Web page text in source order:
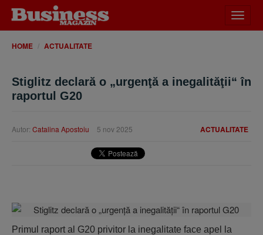
meniu
HOME ACTUALITATE
Stiglitz declară o „urgenţă a inegalităţii“ în
raportul G20
ACTUALITATE
Autor: Catalina Apostoiu 5 nov 2025
Primul raport al G20 privitor la inegalitate face apel la